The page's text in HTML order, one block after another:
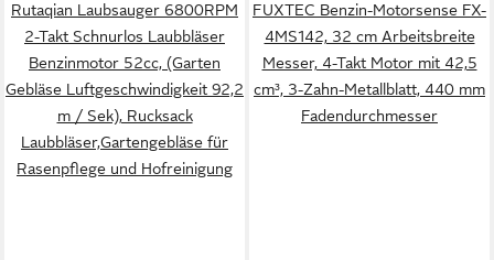
Rutaqian Laubsauger 6800RPM
2-Takt Schnurlos Laubbläser
Benzinmotor 52cc, (Garten
Gebläse Luftgeschwindigkeit 92,2
m / Sek), Rucksack
Laubbläser,Gartengebläse für
Rasenpflege und Hofreinigung
FUXTEC Benzin-Motorsense FX-
4MS142, 32 cm Arbeitsbreite
Messer, 4-Takt Motor mit 42,5
cm³, 3-Zahn-Metallblatt, 440 mm
Fadendurchmesser